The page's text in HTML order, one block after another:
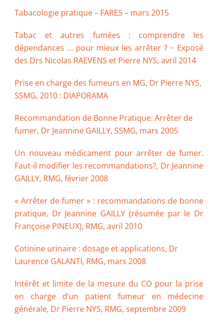
Tabacologie pratique – FARES – mars 2015
Tabac et autres fumées : comprendre les
dépendances … pour mieux les arrêter ? − Exposé
des Drs Nicolas RAEVENS et Pierre NYS, avril 2014
Prise en charge des fumeurs en MG, Dr Pierre NYS,
SSMG, 2010 : DIAPORAMA
Recommandation de Bonne Pratique: Arrêter de
fumer, Dr Jeannine GAILLY, SSMG, mars 2005
Un nouveau médicament pour arrêter de fumer.
Faut-il modifier les recommandations?, Dr Jeannine
GAILLY, RMG, février 2008
« Arrêter de fumer » : recommandations de bonne
pratique, Dr Jeannine GAILLY (résumée par le Dr
Françoise PINEUX), RMG, avril 2010
Cotinine urinaire : dosage et applications, Dr
Laurence GALANTI, RMG, mars 2008
Intérêt et limite de la mesure du CO pour la prise
en charge d’un patient fumeur en médecine
générale, Dr Pierre NYS, RMG, septembre 2009